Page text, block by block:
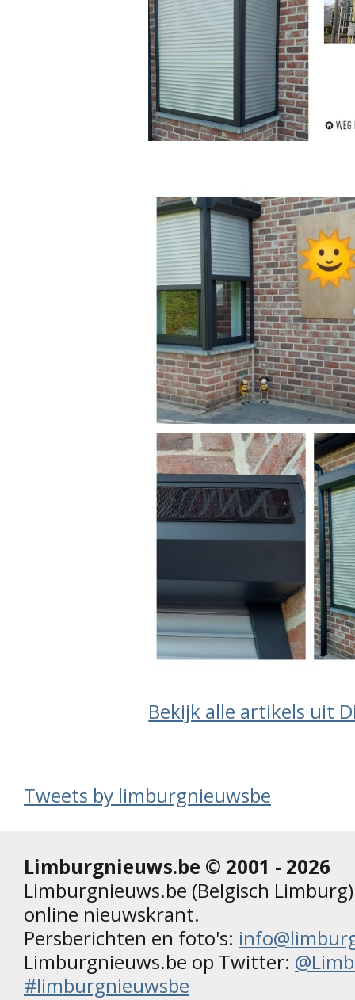
Bekijk alle artikels uit
Tweets by limburgnieuwsbe
Limburgnieuws.be © 2001 - 2026
Limburgnieuws.be (Belgisch
online nieuwskrant.
Persberichten en foto's:
Limburgnieuws.be op Twitter:
#limburgnieuwsbe